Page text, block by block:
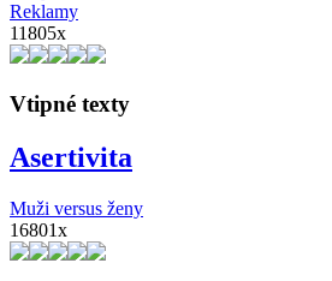
Reklamy
11805x
Vtipné texty
Asertivita
Muži versus ženy
16801x